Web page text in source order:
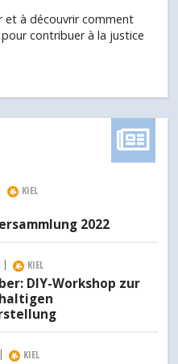
et à découvrir comment
contribuer à la justice
KIEL
2022
| KIEL
DIY-Workshop zur
| KIEL